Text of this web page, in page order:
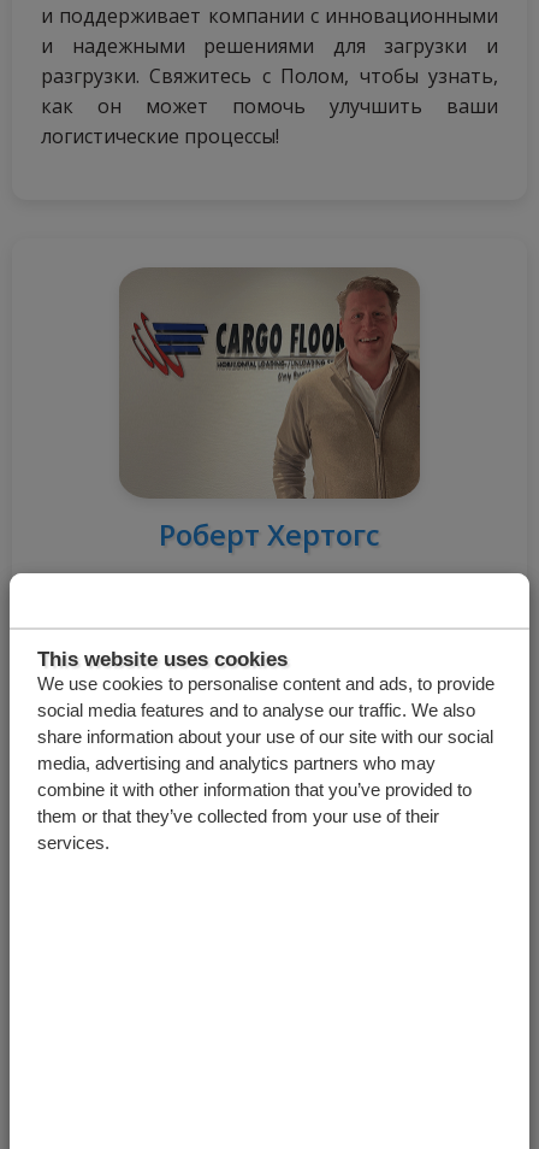
This website uses cookies
We use cookies to personalise content and ads, to provide
social media features and to analyse our traffic. We also
share information about your use of our site with our social
media, advertising and analytics partners who may
combine it with other information that you’ve provided to
them or that they’ve collected from your use of their
services.
и поддерживает компании с инновационными
и надежными решениями для загрузки и
разгрузки. Свяжитесь с Полом, чтобы узнать,
как он может помочь улучшить ваши
логистические процессы!
Роберт Хертогс
Роберт Хертогс имеет обширный опыт в
области решений по безопасности, что делает
его ценным партнером в оптимизации вашей
деятельности с использованием передовых
систем CargoMatic. Его ориентированный на
клиента подход гарантирует понимание ваших
уникальных потребностей и построение